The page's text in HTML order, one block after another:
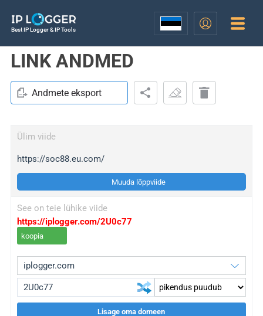
Best IP Logger & IP Tools
LINK ANDMED
Andmete eksport
Ülim viide
https://soc88.eu.com/
Muuda lõppviide
See on teie lühike viide
https://iplogger.com/2U0c77
koopia
Lisage oma domeen